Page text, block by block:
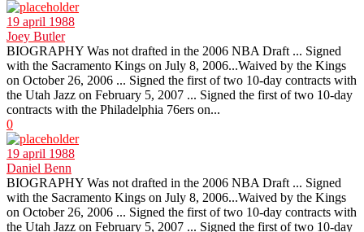
19 april 1988
Joey Butler
BIOGRAPHY Was not drafted in the 2006 NBA Draft ... Signed
with the Sacramento Kings on July 8, 2006...Waived by the Kings
on October 26, 2006 ... Signed the first of two 10-day contracts with
the Utah Jazz on February 5, 2007 ... Signed the first of two 10-day
contracts with the Philadelphia 76ers on...
0
19 april 1988
Daniel Benn
BIOGRAPHY Was not drafted in the 2006 NBA Draft ... Signed
with the Sacramento Kings on July 8, 2006...Waived by the Kings
on October 26, 2006 ... Signed the first of two 10-day contracts with
the Utah Jazz on February 5, 2007 ... Signed the first of two 10-day